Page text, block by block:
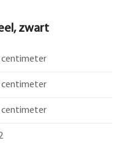
zwart
centimeter
centimeter
centimeter